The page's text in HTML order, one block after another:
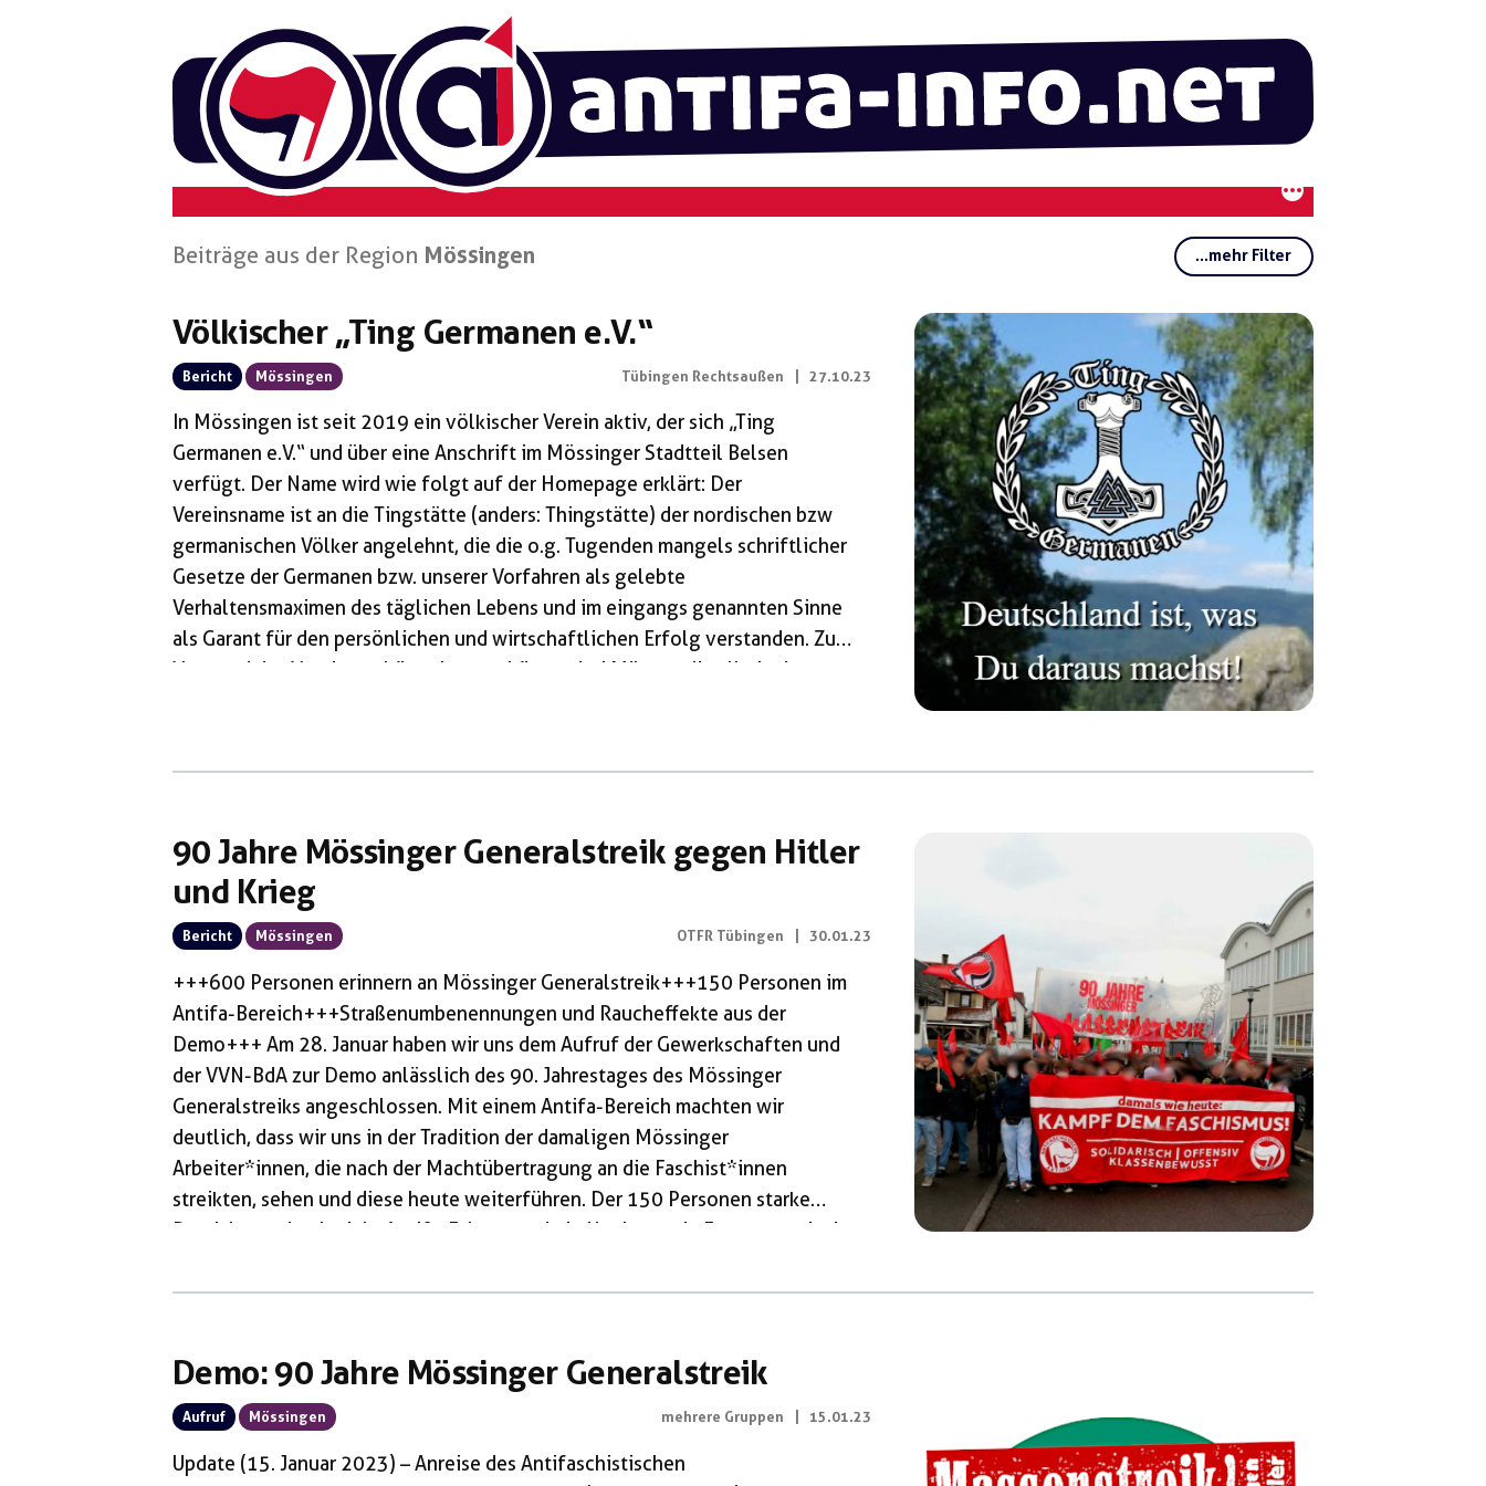
Beiträge aus der Region Mössingen ...mehr Filter
Gruppen:
Mös
sing
en
Schlagwörter:
Völkischer „Ting Germanen e.V.“
Bericht Mössingen Tübingen Rechtsaußen 27.10.23
In Mössingen ist seit 2019 ein völkischer Verein aktiv, der sich „Ting
Germanen e.V.“ und über eine Anschrift im Mössinger Stadtteil Belsen
verfügt. Der Name wird wie folgt auf der Homepage erklärt: Der
Vereinsname ist an die Tingstätte (anders: Thingstätte) der nordischen bzw
germanischen Völker angelehnt, die die o.g. Tugenden mangels schriftlicher
Gesetze der Germanen bzw. unserer Vorfahren als gelebte
Verhaltensmaximen des täglichen Lebens und im eingangs genannten Sinne
als Garant für den persönlichen und wirtschaftlichen Erfolg verstanden. Zum
Vorstand des Vereins gehören bzw. gehörten drei Männer, die alle in den
90 Jahre Mössinger Generalstreik gegen Hitler
und Krieg
Bericht Mössingen OTFR Tübingen 30.01.23
+++600 Personen erinnern an Mössinger Generalstreik+++150 Personen im
Antifa-Bereich+++Straßenumbenennungen und Raucheffekte aus der
Demo+++ Am 28. Januar haben wir uns dem Aufruf der Gewerkschaften und
der VVN-BdA zur Demo anlässlich des 90. Jahrestages des Mössinger
Generalstreiks angeschlossen. Mit einem Antifa-Bereich machten wir
deutlich, dass wir uns in der Tradition der damaligen Mössinger
Arbeiter*innen, die nach der Machtübertragung an die Faschist*innen
streikten, sehen und diese heute weiterführen. Der 150 Personen starke
Bereich war durch viele Antifa-Fahnen und ein Hoch- sowie Fronttranspi mit
Lautstark brachten wir mit Parolen wie „Hinter dem Faschismus steht das
Demo: 90 Jahre Mössinger Generalstreik
Aufruf Mössingen mehrere Gruppen 15.01.23
Update (15. Januar 2023) – Anreise des Antifaschistischen